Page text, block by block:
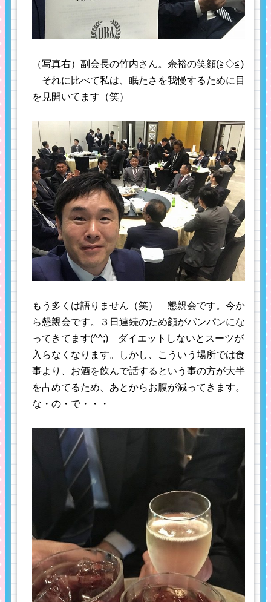
（写真右）副会長の竹内さん。余裕の笑顔(≧◇≦)
それに比べて私は、眠たさを我慢するために目
を見開いてます（笑）
もう多くは語りません（笑） 懇親会です。今か
ら懇親会です。３日連続のため顔がパンパンにな
ってきてます(^^;) ダイエットしないとスーツが
入らなくなります。しかし、こういう場所では食
事より、お酒を飲んで話するという事の方が大半
を占めてるため、あとからお腹が減ってきます。
な・の・で・・・